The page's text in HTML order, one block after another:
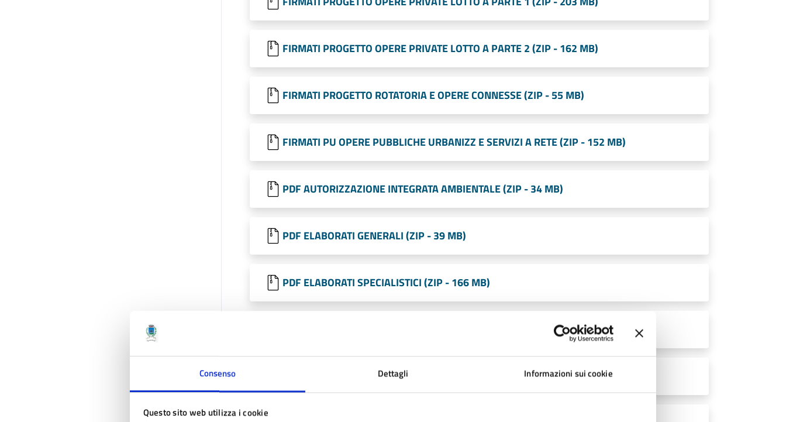
Consenso Dettagli Informazioni sui cookie
Questo sito web utilizza i cookie
FIRMATI PROGETTO OPERE PRIVATE LOTTO A PARTE 2 (ZIP - 162 MB)
FIRMATI PROGETTO ROTATORIA E OPERE CONNESSE (ZIP - 55 MB)
FIRMATI PU OPERE PUBBLICHE URBANIZZ E SERVIZI A RETE (ZIP - 152 MB)
PDF AUTORIZZAZIONE INTEGRATA AMBIENTALE (ZIP - 34 MB)
PDF ELABORATI GENERALI (ZIP - 39 MB)
PDF ELABORATI SPECIALISTICI (ZIP - 166 MB)
PDF PROGETTO OPERE PRIVATE LOTTO A PARTE 1 (ZIP - 202 MB)
PDF PROGETTO OPERE PRIVATE LOTTO A PARTE 2 (ZIP - 164 MB)